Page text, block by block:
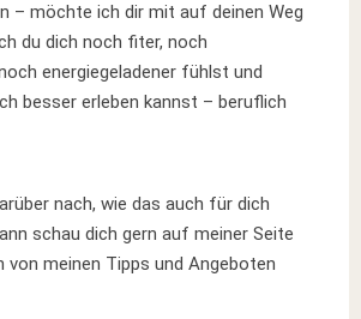
– möchte ich dir mit auf deinen Weg
du dich noch fiter, noch
energiegeladener fühlst und
besser erleben kannst – beruflich
nach, wie das auch für dich
schau dich gern auf meiner Seite
von meinen Tipps und Angeboten